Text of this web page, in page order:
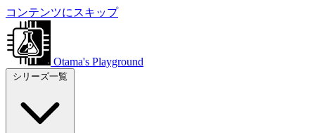
コンテンツにスキップ
Otama's Playground